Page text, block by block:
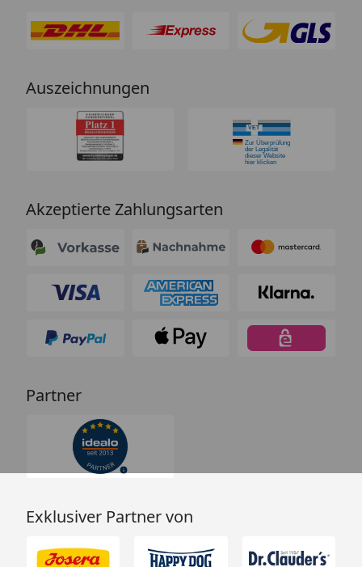
Auszeichnungen
Akzeptierte Zahlungsarten
Partner
Exklusiver Partner von